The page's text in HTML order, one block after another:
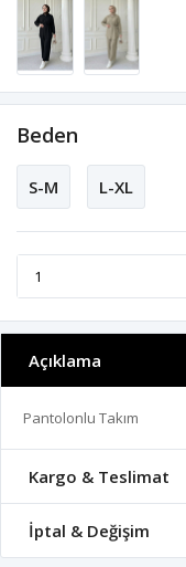
Beden
S-M L-XL
Açıklama
Pantolonlu Takım
Kargo & Teslimat
İptal & Değişim